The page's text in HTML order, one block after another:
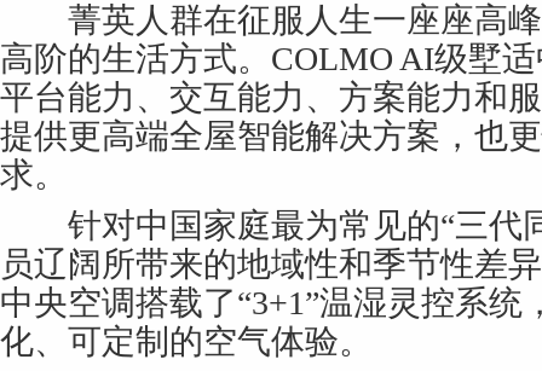
菁英人群在征服人生一座座高峰
高阶的生活方式。COLMO AI级墅
平台能力、交互能力、方案能力和
提供更高端全屋智能解决方案，也
求。
针对中国家庭最为常见的“三代
员辽阔所带来的地域性和季节性差
中央空调搭载了“3+1”温湿灵控系统
化、可定制的空气体验。